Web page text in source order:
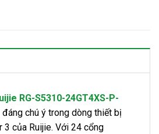
RG-S5310-24GT4XS-P-
chú ý trong dòng thiết bị
3 của Ruijie. Với 24 cổng